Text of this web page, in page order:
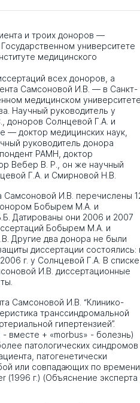
и троих доноров —
университете
медицинского
всех доноров, а
Самсоновой И.В. — в Санкт-
медицинском
Научный руководитель у
доноров Солнцевой Г.А. и
— доктор медицинских наук,
руководитель донора
РАМН, доктор
Вебер В. Р., он же научный
Г.А. и Смирновой Н.В.
Самсоновой И.В. перечислены
Бобырем М.А. и
Датированы они 2006 и 2007
Бобырем М.А. и
Другие два донора не были
диссертации состоялись:
г. у Солнцевой Г.А. В списке
И.В. диссертационные
Самсоновой И.В. “Клинико-
транссиндромальной
гипертензией”.
- вместе + «morbus» - болезнь)
патологических синдромов
патогенетически
или совпадающих по
(1996 г.) (Объяснение эксперта